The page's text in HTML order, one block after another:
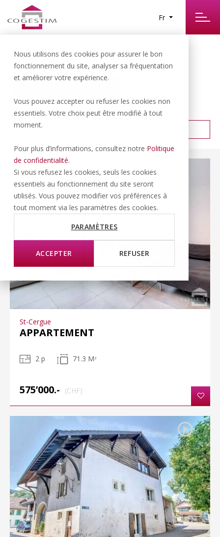
Nous utilisons des cookies pour assurer le bon
fonctionnement du site, analyser sa fréquentation
et améliorer votre expérience.
Vous pouvez accepter ou refuser les cookies non
essentiels. Votre choix peut être modifié à tout
moment.
Pour plus d’informations, consultez notre Politique
de confidentialité.
Si vous refusez les cookies, seuls les cookies
essentiels au fonctionnement du site seront
utilisés. Vous pouvez modifier vos préférences à
tout moment via les paramètres des cookies.
PARAMÈTRES
ACCEPTER REFUSER
Fr
10RÉSULTATS TROUVÉS
CRÉER UNE ALERTE
TRIER PAR : PRIX CROISSANT
St-Cergue
APPARTEMENT
2 p 71.3 M 2
575’000.- (CHF)